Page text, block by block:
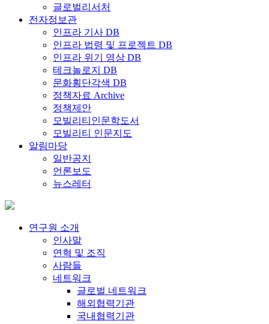
글로벌리서처
전자정보관
인프라 기사 DB
인프라 법령 및 프로젝트 DB
인프라 위기 영상 DB
테크놀로지 DB
문화횡단각색 DB
정책자료 Archive
정책제안
모빌리티인문학도서
모빌리티 인문지도
알림마당
일반공지
언론보도
뉴스레터
연구원 소개
인사말
연혁 및 조직
사람들
네트워크
글로벌 네트워크
해외협력기관
국내협력기관